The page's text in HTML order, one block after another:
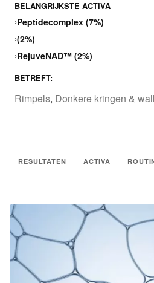
BELANGRIJKSTE ACTIVA
›Peptidecomplex (7%)
›(2%)
›RejuveNAD™ (2%)
BETREFT:
Rimpels, Donkere kringen &
RESULTATEN ACTIVA